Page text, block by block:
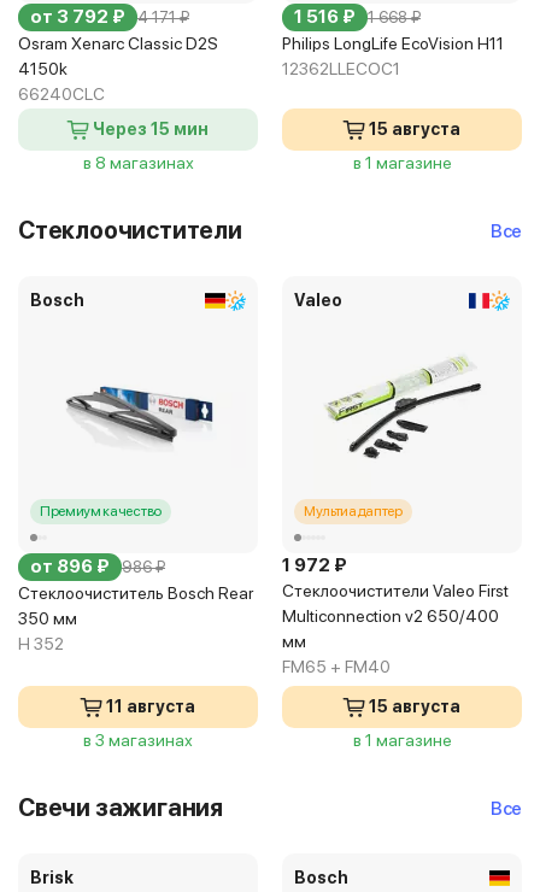
от 3 792 ₽ 4 171 ₽
Osram Xenarc Classic D2S
4150k
66240CLC
Через 15 мин
в 8 магазинах
1 516 ₽ 1 668 ₽
Philips LongLife EcoVision H11
12362LLECOC1
15 августа
в 1 магазине
Стеклоочистители Все
Bosch
Премиум качество
от 896 ₽ 986 ₽
Стеклоочиститель Bosch Rear
350 мм
H 352
11 августа
в 3 магазинах
Valeo
Мультиадаптер
1 972 ₽
Стеклоочистители Valeo First
Multiconnection v2 650/400
мм
FM65 + FM40
15 августа
в 1 магазине
Свечи зажигания Все
Brisk Bosch